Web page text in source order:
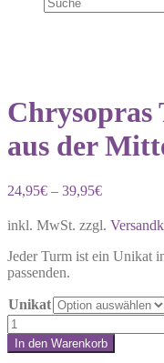
Chrysopras
aus der
24,95€ – 39,95€
inkl. MwSt. zzgl.
Jeder Turm ist ein Unikat
passenden.
Unikat
Chrysopras
Turm
–
In den Warenkorb